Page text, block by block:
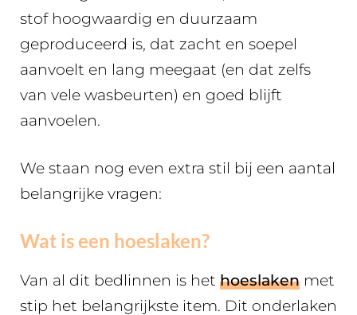
stof hoogwaardig en duurzaam
geproduceerd is, dat zacht en soepel
aanvoelt en lang meegaat (en dat zelfs
van vele wasbeurten) en goed blijft
aanvoelen.
We staan nog even extra stil bij een aantal
belangrijke vragen:
Wat is een hoeslaken?
Van al dit bedlinnen is het hoeslaken met
stip het belangrijkste item. Dit onderlaken